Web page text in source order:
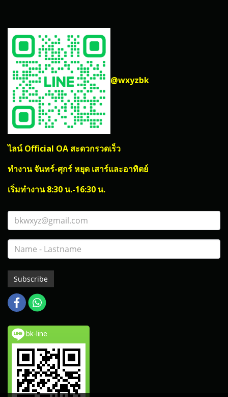
@wxyzbk
ไลน์ Official OA สะดวกรวดเร็ว
ทำงาน จันทร์-ศุกร์ หยุด เสาร์และอาทิตย์
เริ่มทำงาน 8:30 น.-16:30 น.
Subscribe
bk-line